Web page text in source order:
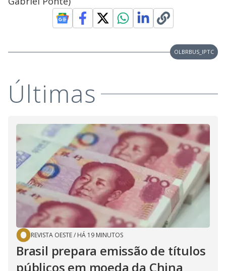
OLBRBUS_IPTC
Últimas
REVISTA OESTE/ HÁ 19 MINUTOS
Brasil prepara emissão de títulos
públicos em moeda da China